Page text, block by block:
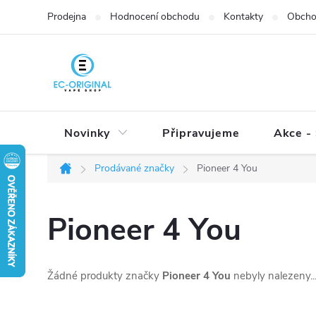
Prodejna Hodnocení obchodu Kontakty
Novinky Připravujeme Akce -
Domů
Prodávané značky Pioneer 4 You
Pioneer 4 You
Žádné produkty značky Pioneer 4 You nebyly nalezeny...